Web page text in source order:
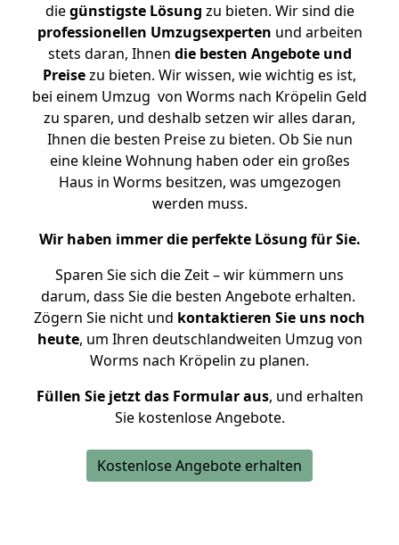
diegünstigste Lösung zu bieten. Wir sind die
professionellen Umzugsexperten und arbeiten
stets daran, Ihnen die besten Angebote und
Preisezu bieten. Wir wissen, wie wichtig es ist,
bei einem Umzug von Worms nach Kröpelin Geld
zu sparen, und deshalb setzen wir alles daran,
Ihnen die besten Preise zu bieten. Ob Sie nun
eine kleine Wohnung haben oder ein großes
Haus in Worms besitzen, was umgezogen
werden muss.
Wir haben immer die perfekte Lösung für Sie.
Sparen Sie sich die Zeit – wir kümmern uns
darum, dass Sie die besten Angebote erhalten.
Zögern Sie nicht und kontaktieren Sie uns noch
heute, um Ihren deutschlandweiten Umzug von
Worms nach Kröpelin zu planen.
Füllen Sie jetzt das Formular aus, und erhalten
Sie kostenlose Angebote.
Kostenlose Angebote erhalten